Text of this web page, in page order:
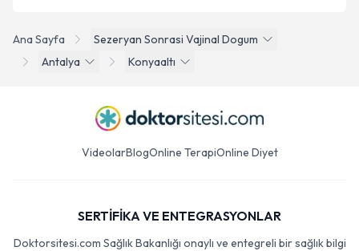
Ana Sayfa
Sezeryan Sonrasi Vajinal Dogum
Antalya
Konyaaltı
VideolarBlogOnline TerapiOnline Diyet
SERTİFİKA VE ENTEGRASYONLAR
Doktorsitesi.com Sağlık Bakanlığı onaylı ve entegreli bir sağlık bilgi